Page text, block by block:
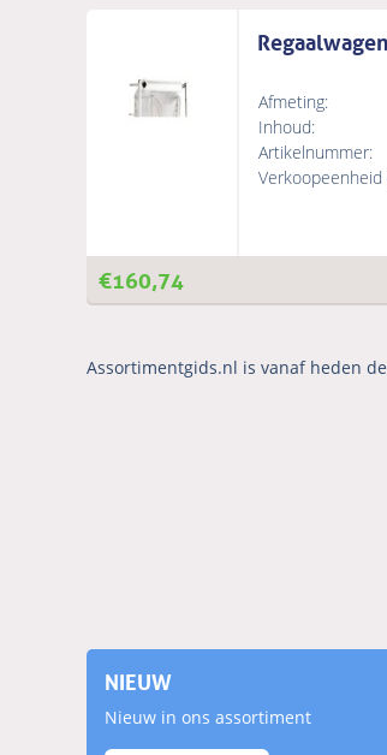
Afmeting:
Inhoud:
Artikelnummer:
Verkoopeenheid
€160,74
Assortimentgids.nl is vanaf heden
NIEUW
Nieuw in ons assortiment